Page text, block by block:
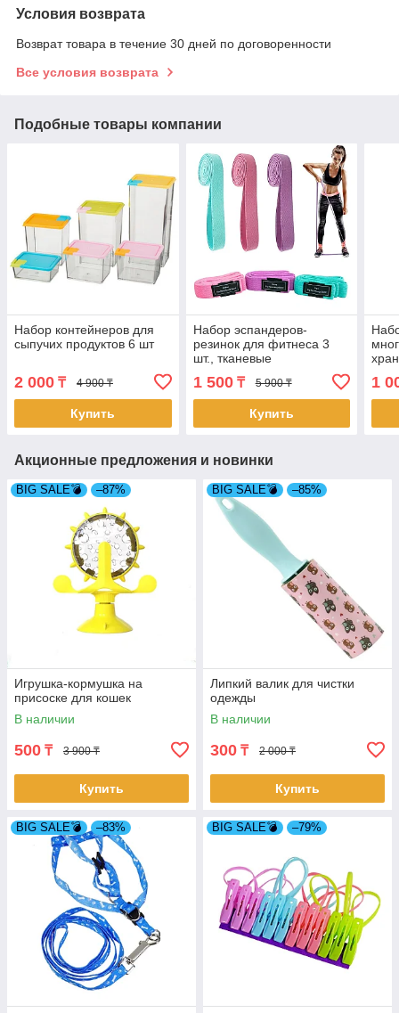
Условия возврата
Возврат товара в течение 30 дней по договоренности
Все условия возврата
Подобные товары компании
Набор контейнеров для
сыпучих продуктов 6 шт
2 000 ₸ 4 900 ₸
Купить
Набор эспандеров-
резинок для фитнеса 3
шт., тканевые
1 500₸ 5 900 ₸
Купить
1
Акционные предложения и новинки
BIG SALE💣 –87%
Игрушка-кормушка на
присоске для кошек
В наличии
500 ₸ 3 900 ₸
Купить
BIG SALE💣 –85%
Липкий валик для чистки
одежды
В наличии
300 ₸ 2 000 ₸
Купить
BIG SALE💣 –83% BIG SALE💣 –79%